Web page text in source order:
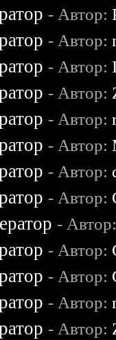
- Автор:
- Автор:
- Автор:
- Автор:
- Автор:
- Автор:
- Автор:
- Автор:
-
- Автор:
- Автор:
- Автор:
- Автор: